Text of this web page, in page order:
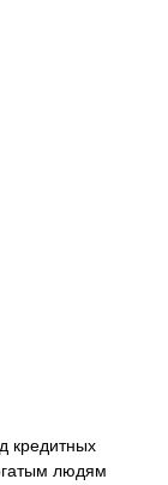
кредитных
людям